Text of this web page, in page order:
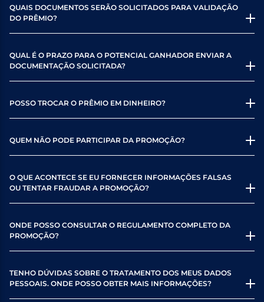
QUAIS DOCUMENTOS SERÃO SOLICITADOS PARA VALIDAÇÃO
DO PRÊMIO?
QUAL É O PRAZO PARA O POTENCIAL GANHADOR ENVIAR A
DOCUMENTAÇÃO SOLICITADA?
POSSO TROCAR O PRÊMIO EM DINHEIRO?
QUEM NÃO PODE PARTICIPAR DA PROMOÇÃO?
O QUE ACONTECE SE EU FORNECER INFORMAÇÕES FALSAS
OU TENTAR FRAUDAR A PROMOÇÃO?
ONDE POSSO CONSULTAR O REGULAMENTO COMPLETO DA
PROMOÇÃO?
TENHO DÚVIDAS SOBRE O TRATAMENTO DOS MEUS DADOS
PESSOAIS. ONDE POSSO OBTER MAIS INFORMAÇÕES?